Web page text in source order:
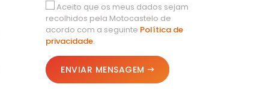
Aceito que os meus dados sejam
recolhidos pela Motocastelo de
acordo com a seguinte Política de
privacidade.
ENVIAR MENSAGEM